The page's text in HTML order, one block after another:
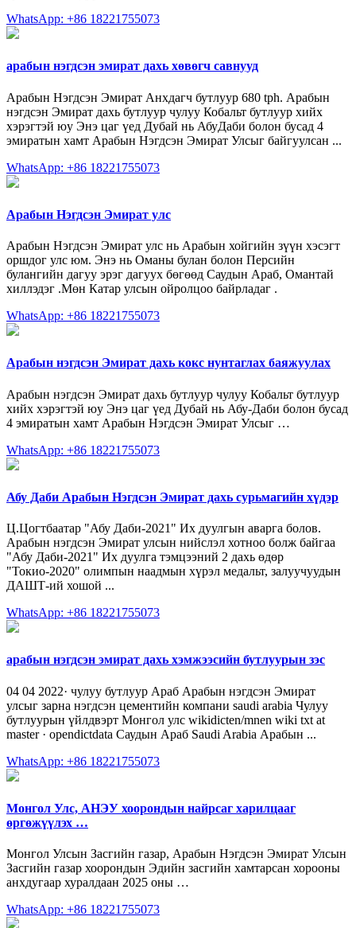
WhatsApp: +86 18221755073
арабын нэгдсэн эмират дахь хөвөгч савнууд
Арабын Нэгдсэн Эмират Анхдагч бутлуур 680 tph. Арабын
нэгдсэн Эмират дахь бутлуур чулуу Кобальт бутлуур хийх
хэрэгтэй юу Энэ цаг үед Дубай нь АбуДаби болон бусад 4
эмиратын хамт Арабын Нэгдсэн Эмират Улсыг байгуулсан ...
WhatsApp: +86 18221755073
Арабын Нэгдсэн Эмират улс
Арабын Нэгдсэн Эмират улс нь Арабын хойгийн зүүн хэсэгт
оршдог улс юм. Энэ нь Оманы булан болон Персийн
булангийн дагуу эрэг дагуух бөгөөд Саудын Араб, Омантай
хиллэдэг .Мөн Катар улсын ойролцоо байрладаг .
WhatsApp: +86 18221755073
Арабын нэгдсэн Эмират дахь кокс нунтаглах баяжуулах
Арабын нэгдсэн Эмират дахь бутлуур чулуу Кобальт бутлуур
хийх хэрэгтэй юу Энэ цаг үед Дубай нь Абу-Даби болон бусад
4 эмиратын хамт Арабын Нэгдсэн Эмират Улсыг …
WhatsApp: +86 18221755073
Абу Даби Арабын Нэгдсэн Эмират дахь сурьмагийн хүдэр
Ц.Цогтбаатар "Абу Даби-2021" Их дуулгын аварга болов.
Арабын нэгдсэн Эмират улсын нийслэл хотноо болж байгаа
"Абу Даби-2021" Их дуулга тэмцээний 2 дахь өдөр
"Токио-2020" олимпын наадмын хүрэл медальт, залуучуудын
ДАШТ-ий хошой ...
WhatsApp: +86 18221755073
арабын нэгдсэн эмират дахь хэмжээсийн бутлуурын зэс
04 04 2022· чулуу бутлуур Араб Арабын нэгдсэн Эмират
улсыг зарна нэгдсэн цементийн компани saudi arabia Чулуу
бутлуурын үйлдвэрт Монгол улс wikidicten/mnen wiki txt at
master · opendictdata Саудын Араб Saudi Arabia Арабын ...
WhatsApp: +86 18221755073
Монгол Улс, АНЭУ хоорондын найрсаг харилцааг
өргөжүүлэх …
Монгол Улсын Засгийн газар, Арабын Нэгдсэн Эмират Улсын
Засгийн газар хоорондын Эдийн засгийн хамтарсан хорооны
анхдугаар хуралдаан 2025 оны …
WhatsApp: +86 18221755073